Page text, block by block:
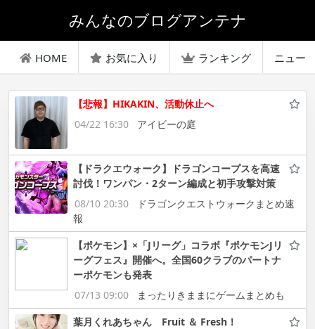
みんなのブログアンテナ
HOME お気に入り ランキング ニュー
【悲報】HIKAKIN、活動休止へ
04/22 16:30
アイビーの庭
【ドラクエウォーク】ドラゴンコープスを高速
討伐！ワンパン・2ターン編成と初手攻撃対策
08/10 20:30
ドラゴンクエストウォークまとめ速
報
【ポケモン】×「Jリーグ」コラボ『ポケモンJリ
ーグフェス』開催へ。全国60クラブのパートナ
ーポケモンも発表
07/13 09:00
まったりきままにゲームまとめも
葉月くれあちゃん Fruit ＆ Fresh！